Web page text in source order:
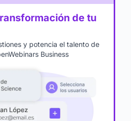
de tu
y potencia el talento de
Business